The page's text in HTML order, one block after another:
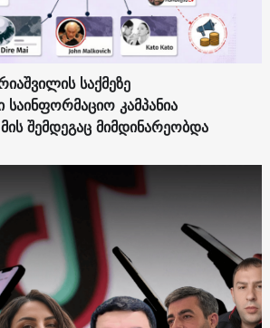
საქმეზე
კამპანია
შემდეგაც მიმდინარეობდა